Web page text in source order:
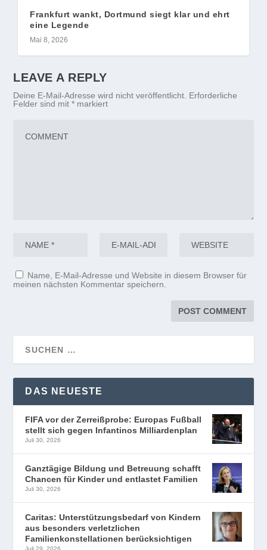
Frankfurt wankt, Dortmund siegt klar und ehrt
eine Legende
Mai 8, 2026
LEAVE A REPLY
Deine E-Mail-Adresse wird nicht veröffentlicht. Erforderliche
Felder sind mit* markiert
Name, E-Mail-Adresse und Website in diesem Browser für
meinen nächsten Kommentar speichern.
DAS NEUESTE
FIFA vor der Zerreißprobe: Europas Fußball
stellt sich gegen Infantinos Milliardenplan
Juli 30, 2026
Ganztägige Bildung und Betreuung schafft
Chancen für Kinder und entlastet Familien
Juli 30, 2026
Caritas: Unterstützungsbedarf von Kindern
aus besonders verletzlichen
Familienkonstellationen berücksichtigen
Juli 29, 2026